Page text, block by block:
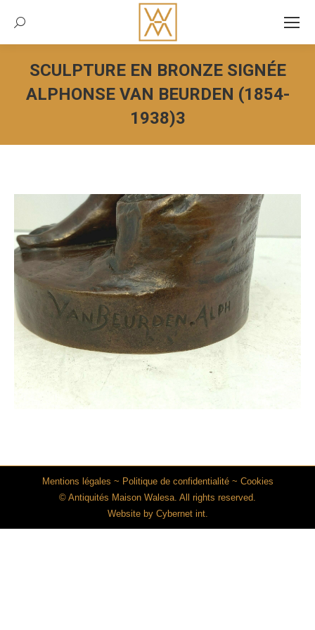
Recherche:
SCULPTURE EN BRONZE SIGNÉE
ALPHONSE VAN BEURDEN (1854-
1938)3
Vous êtes ici :
Mentions légales ~ Politique de confidentialité~ Cookies
© Antiquités Maison Walesa. All rights reserved.
Website by Cybernet int.